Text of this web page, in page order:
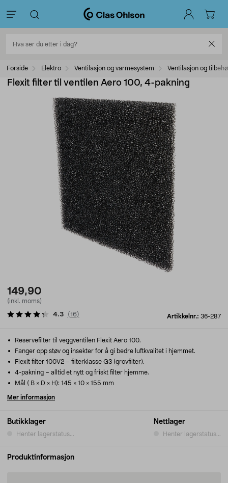
Forside Elektro Ventilasjon og varmesystem Ventilasjon og
Flexit filter til ventilen Aero 100, 4-pakning
149,90
(inkl. moms)
Artikkelnr.: 36-287
4.3 (16)
Butikklager
Henter lagerstatus...
Nettlager
Henter lagerstatus...
Reservefilter til veggventilen Flexit Aero 100.
Fanger opp støv og insekter for å gi bedre luftkvalitet i hjemmet.
Flexit filter 100V2 – filterklasse G3 (grovfilter).
4-pakning – alltid et nytt og friskt filter hjemme.
Mål ( B × D × H): 145 × 10 × 155 mm
Mer informasjon
Produktinformasjon